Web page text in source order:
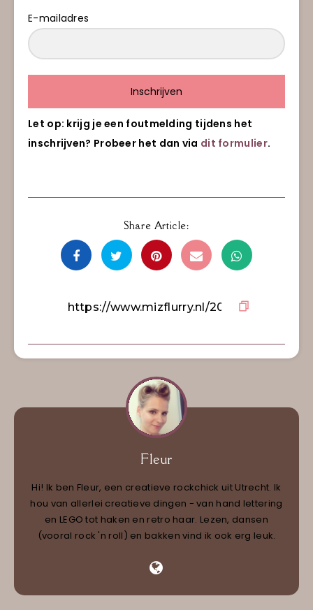
E-mailadres
Inschrijven
Let op: krijg je een foutmelding tijdens het
inschrijven? Probeer het dan via dit formulier.
Share Article:
Fleur
Hi! Ik ben Fleur, een creatieve rockchick uit Utrecht. Ik
hou van allerlei creatieve dingen - van hand lettering
en LEGO tot haken en retro haar. Lezen, dansen
(vooral rock 'n roll) en bakken vind ik ook erg leuk.